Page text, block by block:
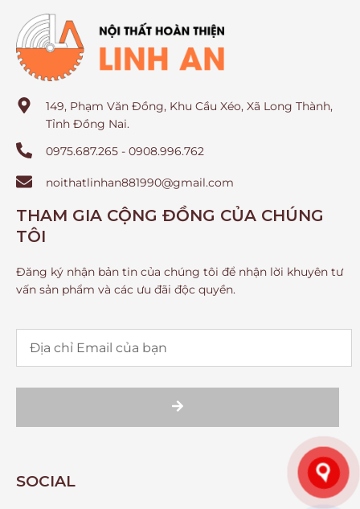
149, Phạm Văn Đồng, Khu Cầu Xéo, Xã Long Thành,
Tỉnh Đồng Nai.
0975.687.265 - 0908.996.762
noithatlinhan881990@gmail.com
THAM GIA CỘNG ĐỒNG CỦA CHÚNG
TÔI
Đăng ký nhận bản tin của chúng tôi để nhận lời khuyên tư
vấn sản phẩm và các ưu đãi độc quyền.
SOCIAL